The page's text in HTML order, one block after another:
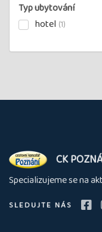
Typ ubytování
hotel (1)
O
nás
CK
Specializujeme se na
SLEDUJTE NÁS